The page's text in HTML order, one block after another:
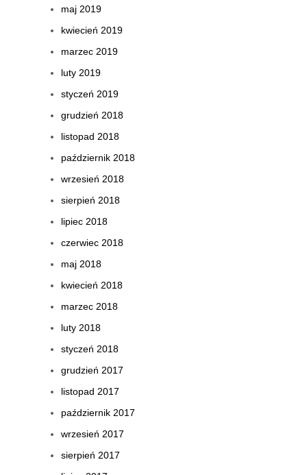
maj 2019
kwiecień 2019
marzec 2019
luty 2019
styczeń 2019
grudzień 2018
listopad 2018
październik 2018
wrzesień 2018
sierpień 2018
lipiec 2018
czerwiec 2018
maj 2018
kwiecień 2018
marzec 2018
luty 2018
styczeń 2018
grudzień 2017
listopad 2017
październik 2017
wrzesień 2017
sierpień 2017